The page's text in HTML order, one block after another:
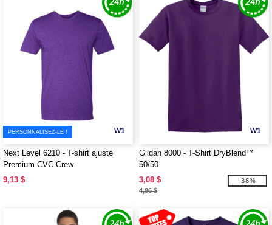
W1
PERSONNALISEZ-LE !
Next Level 6210 - T-shirt ajusté
Premium CVC Crew
9,13 $
W1
Gildan 8000 - T-Shirt DryBlend™
50/50
3,08 $
4,96 $
-38%